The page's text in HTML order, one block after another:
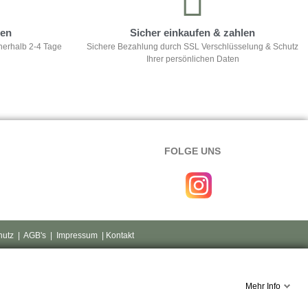
2-4 Tage
Sicher einkaufen & zahlen
Sichere Bezahlung durch SSL Verschlüsselung & Schutz
Ihrer persönlichen Daten
FOLGE UNS
| AGB's Impressum | Kontakt
Mehr Info